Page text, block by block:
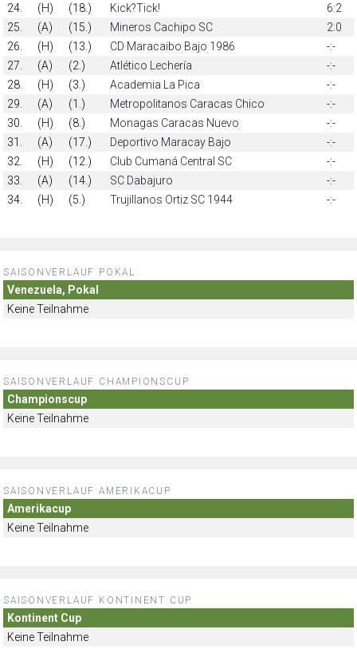
24.
(H) (18.) Kick?Tick!
6:2
25.
(A) (15.) Mineros Cachipo SC
2:0
26.
(H) (13.) CD Maracaibo Bajo 1986
-:-
27.
(A) (2.) Atlético Lechería
-:-
28.
(H) (3.) Academia La Pica
-:-
29.
(A) (1.) Metropolitanos Caracas Chico
-:-
30.
(H) (8.) Monagas Caracas Nuevo
-:-
31.
(A) (17.) Deportivo Maracay Bajo
-:-
32.
(H) (12.) Club Cumaná Central SC
-:-
33.
(A) (14.) SC Dabajuro
-:-
34.
(H) (5.) Trujillanos Ortiz SC 1944 -:-
SAISONVERLAUF POKAL:
Venezuela, Pokal
Keine Teilnahme
SAISONVERLAUF CHAMPIONSCUP
Championscup
Keine Teilnahme
SAISONVERLAUF AMERIKACUP
Amerikacup
Keine Teilnahme
SAISONVERLAUF KONTINENT CUP
Kontinent Cup
Keine Teilnahme